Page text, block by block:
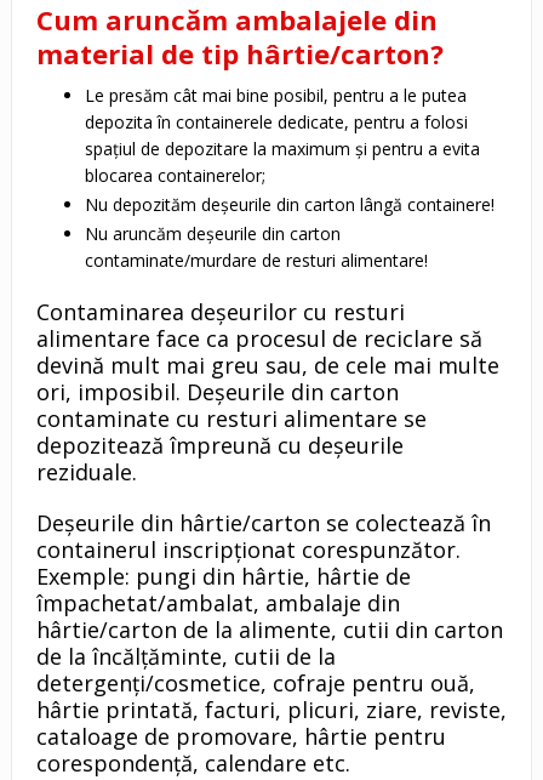
Cum aruncăm ambalajele din
material de tip hârtie/carton?
Le presăm cât mai bine posibil, pentru a le putea
depozita în containerele dedicate, pentru a folosi
spațiul de depozitare la maximum și pentru a evita
blocarea containerelor;
Nu depozităm deșeurile din carton lângă containere!
Nu aruncăm deșeurile din carton
contaminate/murdare de resturi alimentare!
Contaminarea deșeurilor cu resturi
alimentare face ca procesul de reciclare să
devină mult mai greu sau, de cele mai multe
ori, imposibil. Deșeurile din carton
contaminate cu resturi alimentare se
depozitează împreună cu deșeurile
reziduale.
Deșeurile din hârtie/carton se colectează în
containerul inscripționat corespunzător.
Exemple: pungi din hârtie, hârtie de
împachetat/ambalat, ambalaje din
hârtie/carton de la alimente, cutii din carton
de la încălțăminte, cutii de la
detergenți/cosmetice, cofraje pentru ouă,
hârtie printată, facturi, plicuri, ziare, reviste,
cataloage de promovare, hârtie pentru
corespondență, calendare etc.